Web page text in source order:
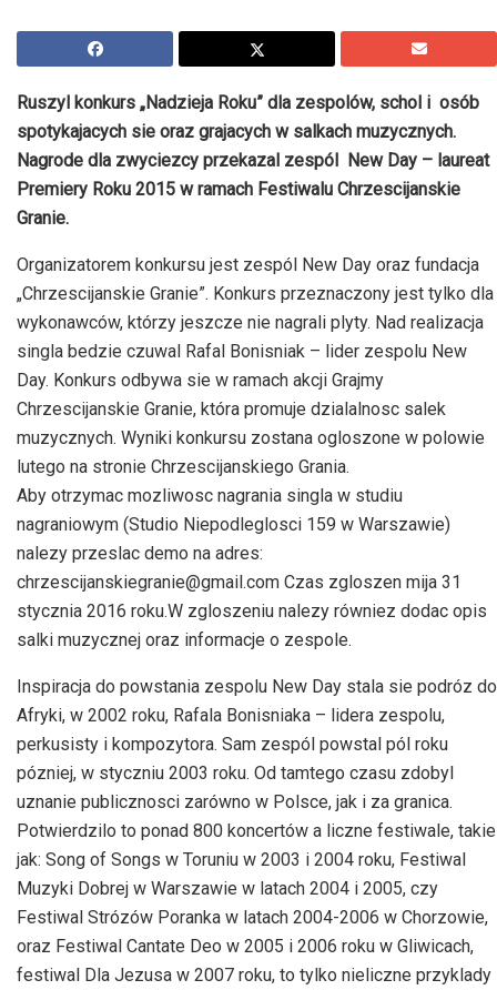
Ruszyl konkurs „Nadzieja Roku” dla zespolów, schol i osób
spotykajacych sie oraz grajacych w salkach muzycznych.
Nagrode dla zwyciezcy przekazal zespól New Day – laureat
Premiery Roku 2015 w ramach Festiwalu Chrzescijanskie
Granie.
Organizatorem konkursu jest zespól New Day oraz fundacja
„Chrzescijanskie Granie”. Konkurs przeznaczony jest tylko dla
wykonawców, którzy jeszcze nie nagrali plyty. Nad realizacja
singla bedzie czuwal Rafal Bonisniak – lider zespolu New
Day. Konkurs odbywa sie w ramach akcji Grajmy
Chrzescijanskie Granie, która promuje dzialalnosc salek
muzycznych. Wyniki konkursu zostana ogloszone w polowie
lutego na stronie Chrzescijanskiego Grania.
Aby otrzymac mozliwosc nagrania singla w studiu
nagraniowym (Studio Niepodleglosci 159 w Warszawie)
nalezy przeslac demo na adres:
chrzescijanskiegranie@gmail.com Czas zgloszen mija 31
stycznia 2016 roku.W zgloszeniu nalezy równiez dodac opis
salki muzycznej oraz informacje o zespole.
Inspiracja do powstania zespolu New Day stala sie podróz do
Afryki, w 2002 roku, Rafala Bonisniaka – lidera zespolu,
perkusisty i kompozytora. Sam zespól powstal pól roku
pózniej, w styczniu 2003 roku. Od tamtego czasu zdobyl
uznanie publicznosci zarówno w Polsce, jak i za granica.
Potwierdzilo to ponad 800 koncertów a liczne festiwale, takie
jak: Song of Songs w Toruniu w 2003 i 2004 roku, Festiwal
Muzyki Dobrej w Warszawie w latach 2004 i 2005, czy
Festiwal Strózów Poranka w latach 2004-2006 w Chorzowie,
oraz Festiwal Cantate Deo w 2005 i 2006 roku w Gliwicach,
festiwal Dla Jezusa w 2007 roku, to tylko nieliczne przyklady